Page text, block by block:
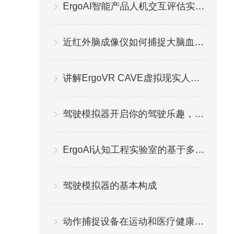
ErgoAI智能产品人机交互评估实验室功能应用情况分析
近红外脑成像仪如何捕捉大脑血氧动态变化？
讲解ErgoVR CAVE虚拟现实人机交互测评实验室的功能
驾驶模拟器开启你的驾驶乐趣，给你更好的游戏体验
ErgoAI认知工程实验室的基于多维度数据的人工智能应用
驾驶模拟器的基本构成
动作捕捉设备在运动和医疗健康行业的应用